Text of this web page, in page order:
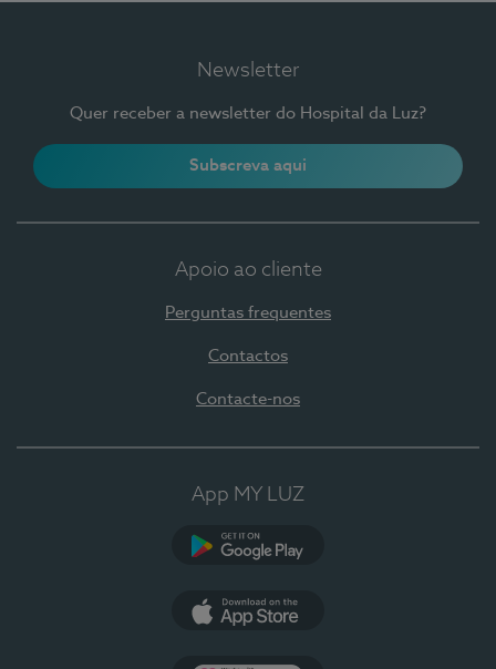
Newsletter
Quer receber a newsletter do Hospital da Luz?
Subscreva aqui
Apoio ao cliente
Perguntas frequentes
Contactos
Contacte-nos
App MY LUZ